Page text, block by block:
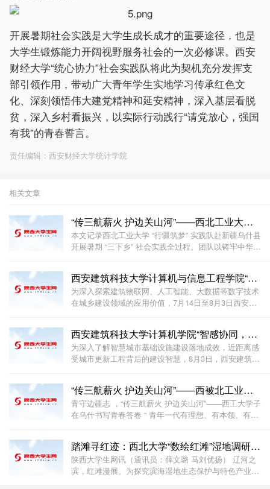
开展暑期社会实践是大学生成长成才的重要途径，也是
大学生锻炼能力开阔视野服务社会的一次必修课。西安
财经大学“统心协力”社会实践队将此为契机充分发挥支
部引领作用，带动广大青年学生实地学习传承红色文
化、深刻领悟伟大建党精神和延安精神，深入基层看脱
贫，深入乡村看振兴，以实际行动践行“请党放心，强国
有我”的青春誓言。
责任编辑：西安财经大学统计学院
相关文章
“传三航薪火 护边关山河”——西北工业大学学子在乌
本文记录西北工业大学 “行疆筑梦” 实践队赴新疆乌什县
开展暑期 “三下乡” 社会实践全过程。团队以铸牢中华民
进三五九旅屯垦纪念馆、边境警务站感悟戍边精神；探
访
西安建筑科技大学计算机与信息工程学院“智感协同，筑
为深入探索建筑物联网、人工智能、大数据等数字技术
在城乡建设领域的应用价值，7月14日至8月3日西安建
色建筑、数字化运维等方向开展系列调研活动，先后走
西安建筑科技大学计算机学院“智感协同，筑梦城乡”暑
为深入了解智慧城市基础设施建设落地成效，近距离感
受城市更新工程背后的建设智慧，8月3日，西安建筑科
护岸和生态环境整治及滨江大道EPC项目，并对项目
“传三航薪火 护边关山河”——西被北工业大学学子在
青守边疆志 ，“传三航薪火 护边关山河”——西工大学子
在乌什书写青春答卷 “ 青年一代有理想、有本领、有担
进这片辽阔土地。从灾后重建的崭新家园到
踏滩寻红迹：西北大学“数绘红滩”湿地调研实践团队赴
陕西大学生网讯（通讯员：薛文璐 马刘优扬） 辽河之
滨，红滩漫展。为探究滨海湿地生态保护与特色产业协